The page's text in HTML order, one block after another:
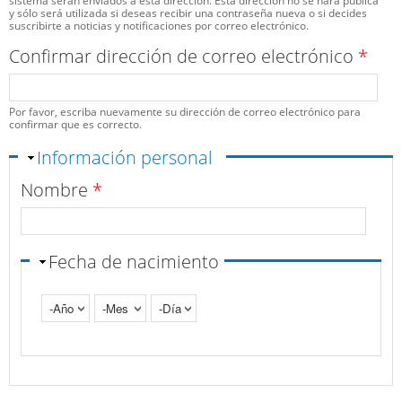
y sólo será utilizada si deseas recibir una contraseña nueva o si decides
suscribirte a noticias y notificaciones por correo electrónico.
Confirmar dirección de correo electrónico *
Por favor, escriba nuevamente su dirección de correo electrónico para
confirmar que es correcto.
Ocultar
Información personal
Nombre *
Fecha de nacimiento
Año
Mes Día